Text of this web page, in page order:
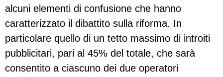
alcuni elementi di confusione che hanno
caratterizzato il dibattito sulla riforma. In
particolare quello di un tetto massimo di introiti
pubblicitari, pari al 45% del totale, che sarà
consentito a ciascuno dei due operatori